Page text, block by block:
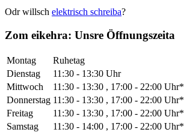
Odr willsch elektrisch schreiba?
Zom eikehra: Unsre Öffnungszeita
Montag
Ruhetag
Dienstag
11:30 - 13:30 Uhr
Mittwoch
11:30 - 13:30 , 17:00 - 22:00 Uhr*
Donnerstag 11:30 - 13:30 , 17:00 - 22:00 Uhr*
Freitag
11:30 - 13:30 , 17:00 - 22:00 Uhr*
Samstag
11:30 - 14:00 , 17:00 - 22:00 Uhr*